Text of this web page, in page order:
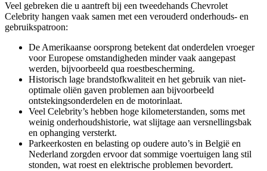
Veel gebreken die u aantreft bij een tweedehands Chevrolet
Celebrity hangen vaak samen met een verouderd onderhouds- en
gebruikspatroon:
De Amerikaanse oorsprong betekent dat onderdelen vroeger
voor Europese omstandigheden minder vaak aangepast
werden, bijvoorbeeld qua roestbescherming.
Historisch lage brandstofkwaliteit en het gebruik van niet-
optimale oliën gaven problemen aan bijvoorbeeld
ontstekingsonderdelen en de motorinlaat.
Veel Celebrity’s hebben hoge kilometerstanden, soms met
weinig onderhoudshistorie, wat slijtage aan versnellingsbak
en ophanging versterkt.
Parkeerkosten en belasting op oudere auto’s in België en
Nederland zorgden ervoor dat sommige voertuigen lang stil
stonden, wat roest en elektrische problemen bevordert.